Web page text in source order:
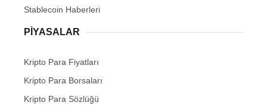
Stablecoin Haberleri
PIYASALAR
Kripto Para Fiyatları
Kripto Para Borsaları
Kripto Para Sözlüğü